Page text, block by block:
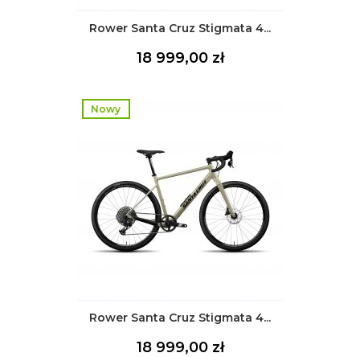
Rower Santa Cruz Stigmata 4...
Cena
18 999,00 zł
Rower Santa Cruz Stigmata 4...
Cena
18 999,00 zł
Nowy